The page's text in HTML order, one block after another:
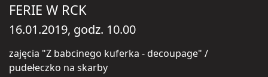
FERIE W RCK
16.01.2019, godz. 10.00
zajęcia "Z babcinego kuferka - decoupage" /
pudełeczko na skarby